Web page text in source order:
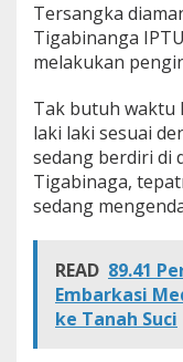
a
k
e
t
a
b
u
-
S
a
S
i
a
p
Tersangka
Tigabinanga
melakukan
Tak butuh waktu
laki laki sesuai
sedang berdiri di
Tigabinaga,
sedang
READ 89.41
Embarkasi
ke Tanah Suci